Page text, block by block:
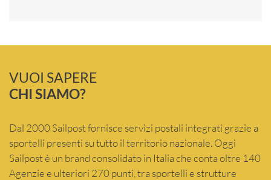
VUOI SAPERE
CHI SIAMO?
Dal 2000 Sailpost fornisce servizi postali integrati grazie a
sportelli presenti su tutto il territorio nazionale. Oggi
Sailpost è un brand consolidato in Italia che conta oltre 140
Agenzie e ulteriori 270 punti, tra sportelli e strutture